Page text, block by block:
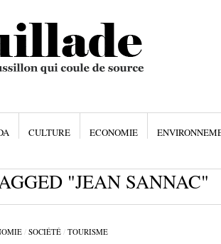
CULTURE ECONOMIE
"JEAN SANNAC"
/ SOCIÉTÉ/ TOURISME